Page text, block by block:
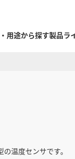
用途から探す製品ラ
温度センサです。